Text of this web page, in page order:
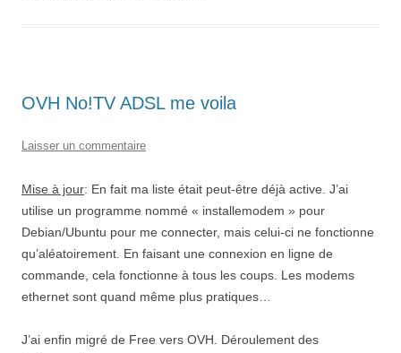
OVH No!TV ADSL me voila
Laisser un commentaire
Mise à jour: En fait ma liste était peut-être déjà active. J’ai
utilise un programme nommé « installemodem » pour
Debian/Ubuntu pour me connecter, mais celui-ci ne fonctionne
qu’aléatoirement. En faisant une connexion en ligne de
commande, cela fonctionne à tous les coups. Les modems
ethernet sont quand même plus pratiques…
J’ai enfin migré de Free vers OVH. Déroulement des